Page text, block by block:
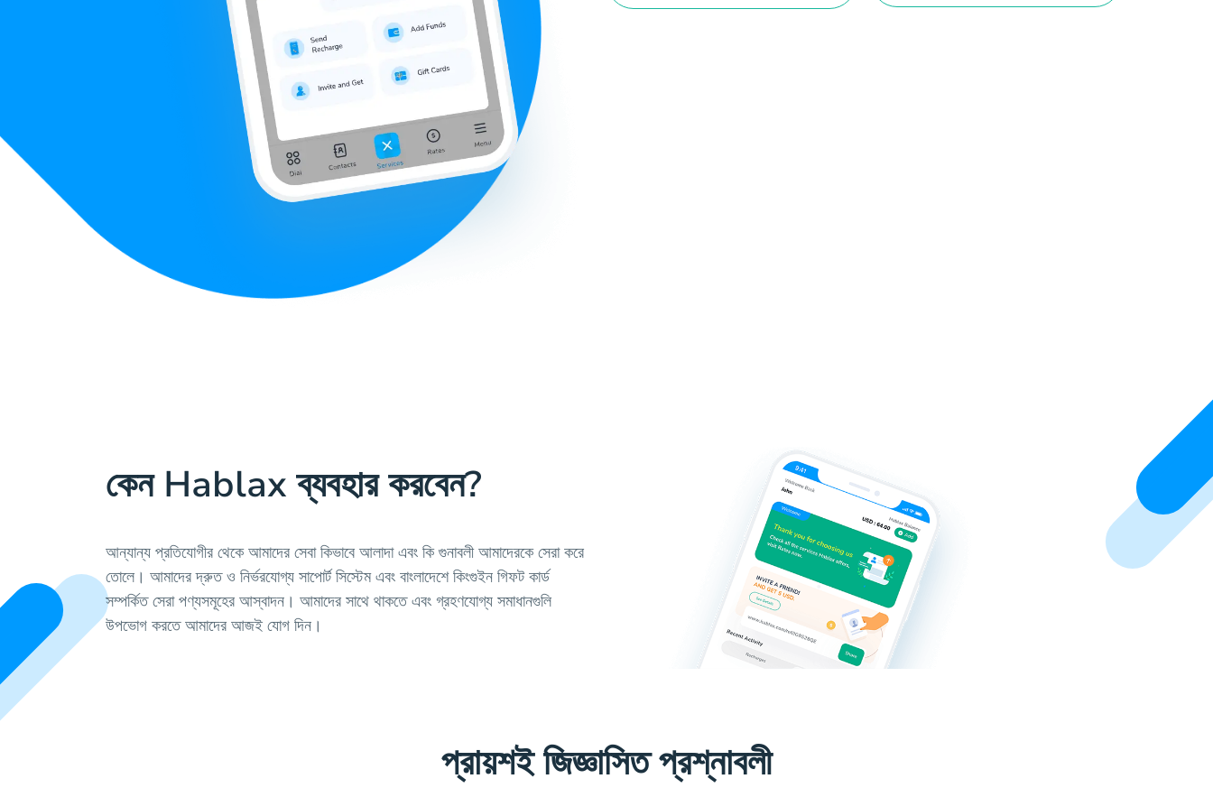
কেন Hablax ব্যবহার করবেন?
আন্যান্য প্রতিযোগীর থেকে আমাদের সেবা কিভাবে আলাদা এবং কি গুনাবলী আমাদেরকে সেরা করে
তোলে। আমাদের দ্রুত ও নির্ভরযোগ্য সাপোর্ট সিস্টেম এবং বাংলাদেশে কিংগুইন গিফট কার্ড
সম্পর্কিত সেরা পণ্যসমূহের আস্বাদন। আমাদের সাথে থাকতে এবং গ্রহণযোগ্য সমাধানগুলি
উপভোগ করতে আমাদের আজই যোগ দিন।
প্রায়শই জিজ্ঞাসিত প্রশ্নাবলী